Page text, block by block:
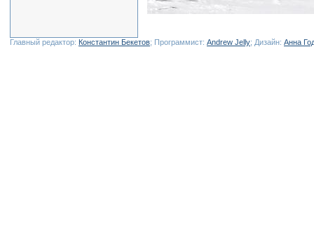
Главный редактор: Константин Бекетов; Программист: Andrew Jelly; Дизайн: Анна